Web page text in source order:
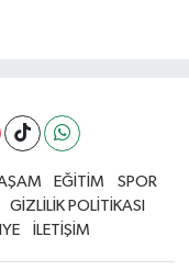
EĞİTİM
SPOR
GİZLİLİK POLİTİKASI
İLETİŞİM